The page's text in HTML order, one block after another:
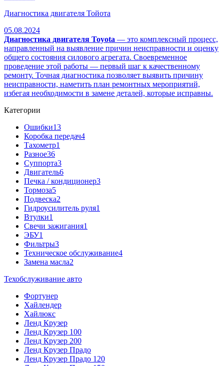
Диагностика двигателя Тойота
05.08.2024
Диагностика двигателя Toyota — это комплексный процесс,
направленный на выявление причин неисправности и оценку
общего состояния силового агрегата. Своевременное
проведение этой работы — первый шаг к качественному
ремонту. Точная диагностика позволяет выявить причину
неисправности, наметить план ремонтных мероприятий,
избегая необходимости в замене деталей, которые исправны.
Категории
Ошибки13
Коробка передач4
Тахометр1
Разное36
Cуппорта3
Двигатель6
Печка / кондиционер3
Тормоза5
Подвеска2
Гидроусилитель руля1
Втулки1
Свечи зажигания1
ЭБУ1
Фильтры3
Техническое обслуживание4
Замена масла2
Техобслуживание авто
Фортунер
Хайлендер
Хайлюкс
Ленд Крузер
Ленд Крузер 100
Ленд Крузер 200
Ленд Крузер Прадо
Ленд Крузер Прадо 120